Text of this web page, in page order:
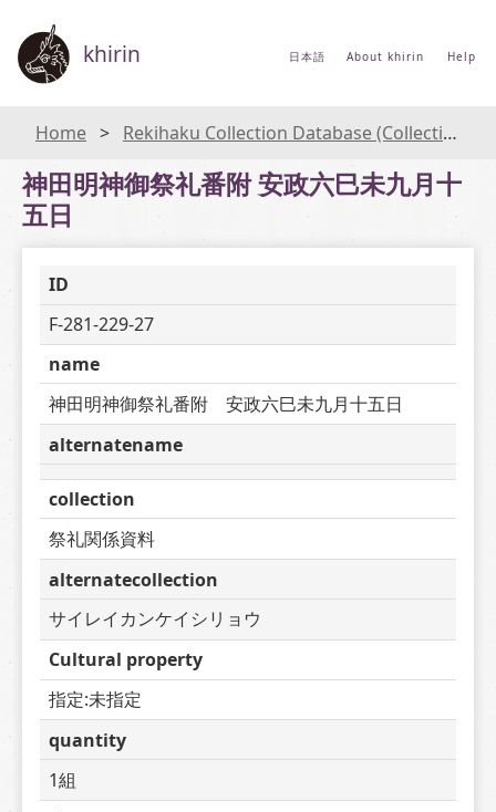
khirin 日本語 About khirin Help
Home Rekihaku Collection Database (Collections Database of the National Museum of Japanese History)
神田明神御祭礼番附 安政六巳未九月十
五日
ID
F-281-229-27
name
神田明神御祭礼番附　安政六巳未九月十五日
alternatename
collection
祭礼関係資料
alternatecollection
サイレイカンケイシリョウ
Cultural property
指定:未指定
quantity
1組